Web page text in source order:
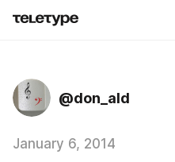
@don_ald
January 6, 2014